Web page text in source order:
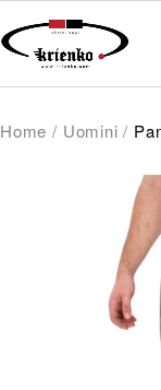
Home / Uomini /